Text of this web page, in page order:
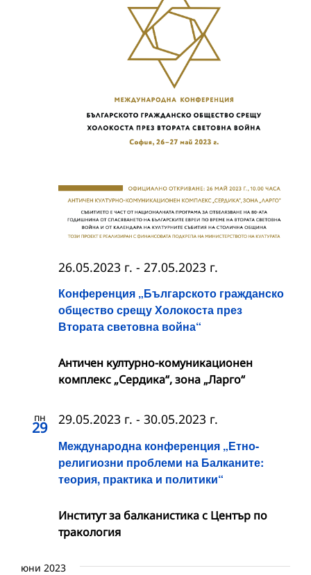
Конференция „Българското гражданско
общество срещу Холокоста през
Втората световна война“
26.05.2023 г. - 27.05.2023 г.
Античен културно-комуникационен
комплекс „Сердика“, зона „Ларго“
пн
29
Международна конференция „Етно-
религиозни проблеми на Балканите:
теория, практика и политики“
29.05.2023 г. - 30.05.2023 г.
Институт за балканистика с Център по
тракология
юни 2023